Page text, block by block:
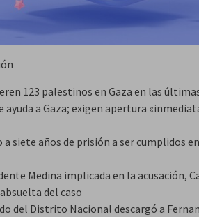
123 palestinos en Gaza en las
ayuda a Gaza; exigen apertura
a siete años de prisión a ser cumplidos
Medina implicada en la acusación,
del caso
del Distrito Nacional descargó a